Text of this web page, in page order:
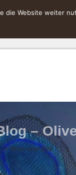
–
in Wort und Bild
die Website weiter